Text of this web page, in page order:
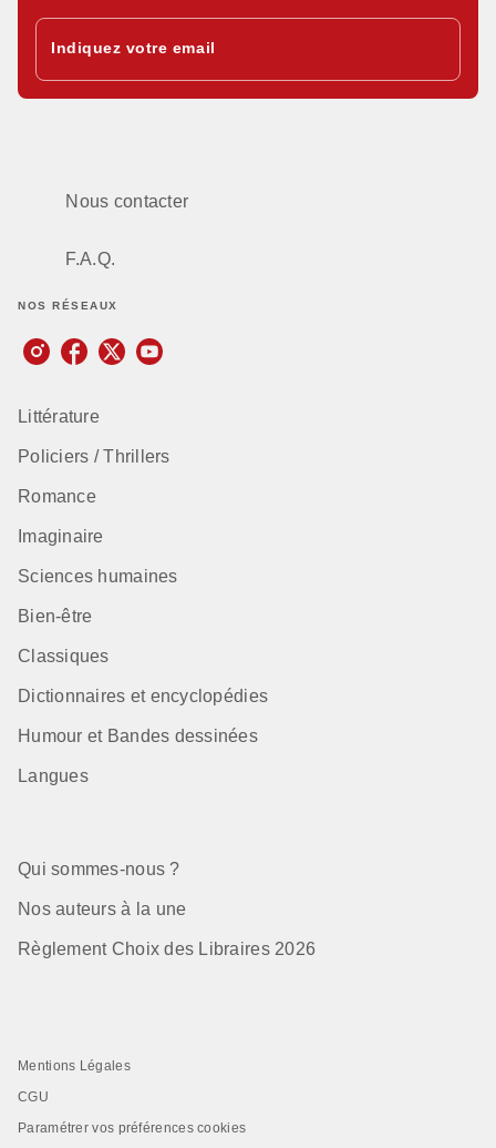
Indiquez votre email
Nous contacter
F.A.Q.
NOS RÉSEAUX
Littérature
Policiers / Thrillers
Romance
Imaginaire
Sciences humaines
Bien-être
Classiques
Dictionnaires et encyclopédies
Humour et Bandes dessinées
Langues
Qui sommes-nous ?
Nos auteurs à la une
Règlement Choix des Libraires 2026
Mentions Légales
CGU
Paramétrer vos préférences cookies